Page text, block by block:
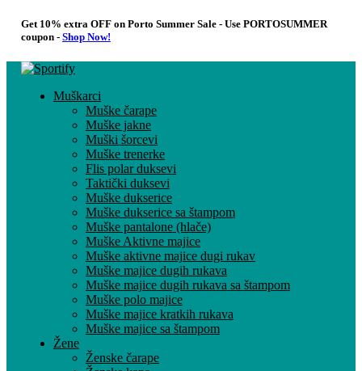
Get 10% extra OFF on Porto Summer Sale - Use PORTOSUMMER
coupon - Shop Now!
Muškarci
Muške čarape
Muške jakne
Muški šorcevi
Muške trenerke
Flis polar duksevi
Taktički duksevi
Muške dukserice
Muške dukserice sa štampom
Muške pantalone (hlače)
Muške Aktivne majice
Muške aktivne majice dugi rukav
Muške majice dugih rukava
Muške majice dugih rukava sa štampom
Muške polo majice
Muške majice kratkih rukava
Muške majice sa štampom
Žene
Ženske čarape